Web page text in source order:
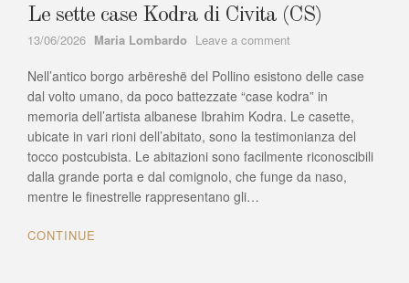
Le sette case Kodra di Civita (CS)
13/06/2026 Author
Maria Lombardo Leave a comment
sette
case
Kodra
di
Civita
(CS)
Nell’antico borgo arbëreshë del Pollino esistono delle case
dal volto umano, da poco battezzate “case kodra” in
memoria dell’artista albanese Ibrahim Kodra. Le casette,
ubicate in vari rioni dell’abitato, sono la testimonianza del
tocco postcubista. Le abitazioni sono facilmente riconoscibili
dalla grande porta e dal comignolo, che funge da naso,
mentre le finestrelle rappresentano gli…
CONTINUE